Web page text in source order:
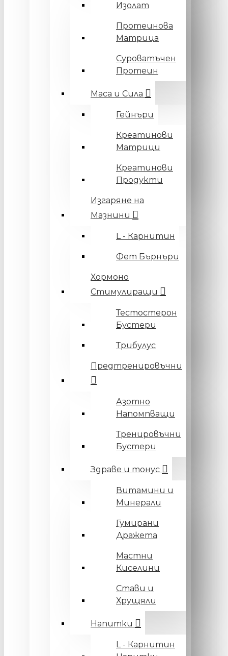
Изолат
Протеинова
Матрица
Суроватъчен
Протеин
Маса и Сила
Гейнъри
Креатинови
Матрици
Креатинови
Продукти
Изгаряне на
Мазнини
L - Карнитин
Фет Бърнъри
Хормоно
Стимулиращи
Тестостерон
Бустери
Трибулус
Предтренировъчни
Азотно
Напомпващи
Тренировъчни
Бустери
Здраве и тонус
Витамини и
Минерали
Гумирани
Дражета
Мастни
Киселини
Стави и
Хрущяли
Напитки
L - Карнитин